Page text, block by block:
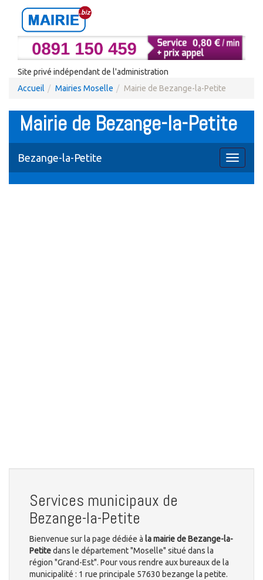
Site privé indépendant de l'administration
Accueil
Mairies Moselle Mairie de Bezange-la-Petite
Mairie de Bezange-la-Petite
Toggle
Bezange-la-Petite
Services municipaux de
Bezange-la-Petite
Bienvenue sur la page dédiée à la mairie de Bezange-la-
Petitedans le département "Moselle" situé dans la
région "Grand-Est". Pour vous rendre aux bureaux de la
municipalité : 1 rue principale 57630 bezange la petite.